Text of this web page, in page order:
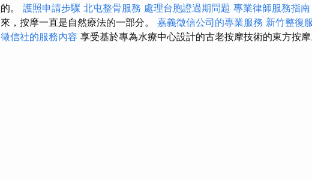
的。 護照申請步驟 北屯整骨服務 處理台胞證過期問題 專業律師服務指南
來，按摩一直是自然療法的一部分。 嘉義徵信公司的專業服務 新竹整復
徵信社的服務內容 享受基於專為水療中心設計的古老按摩技術的東方按摩